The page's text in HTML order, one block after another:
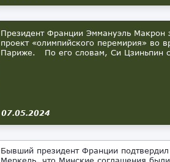
Президент Франции Эммануэль Макрон
проект «олимпийского перемирия» во
Париже. По его словам, Си Цзиньпин
07.05.2024
Бывший президент Франции